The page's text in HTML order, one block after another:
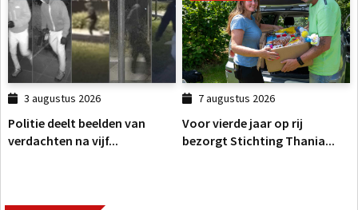
3 augustus 2026
Politie deelt beelden van
verdachten na vijf...
7 augustus 2026
Voor vierde jaar op rij
bezorgt Stichting Thania...